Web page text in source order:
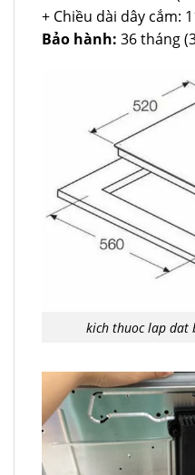
+ Chiều dài dây cắm:
Bảo hành: 36 tháng
kich thuoc lap dat